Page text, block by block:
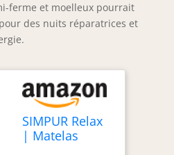
ferme et moelleux pourrait
des nuits réparatrices et
SIMPUR Relax
| Matelas